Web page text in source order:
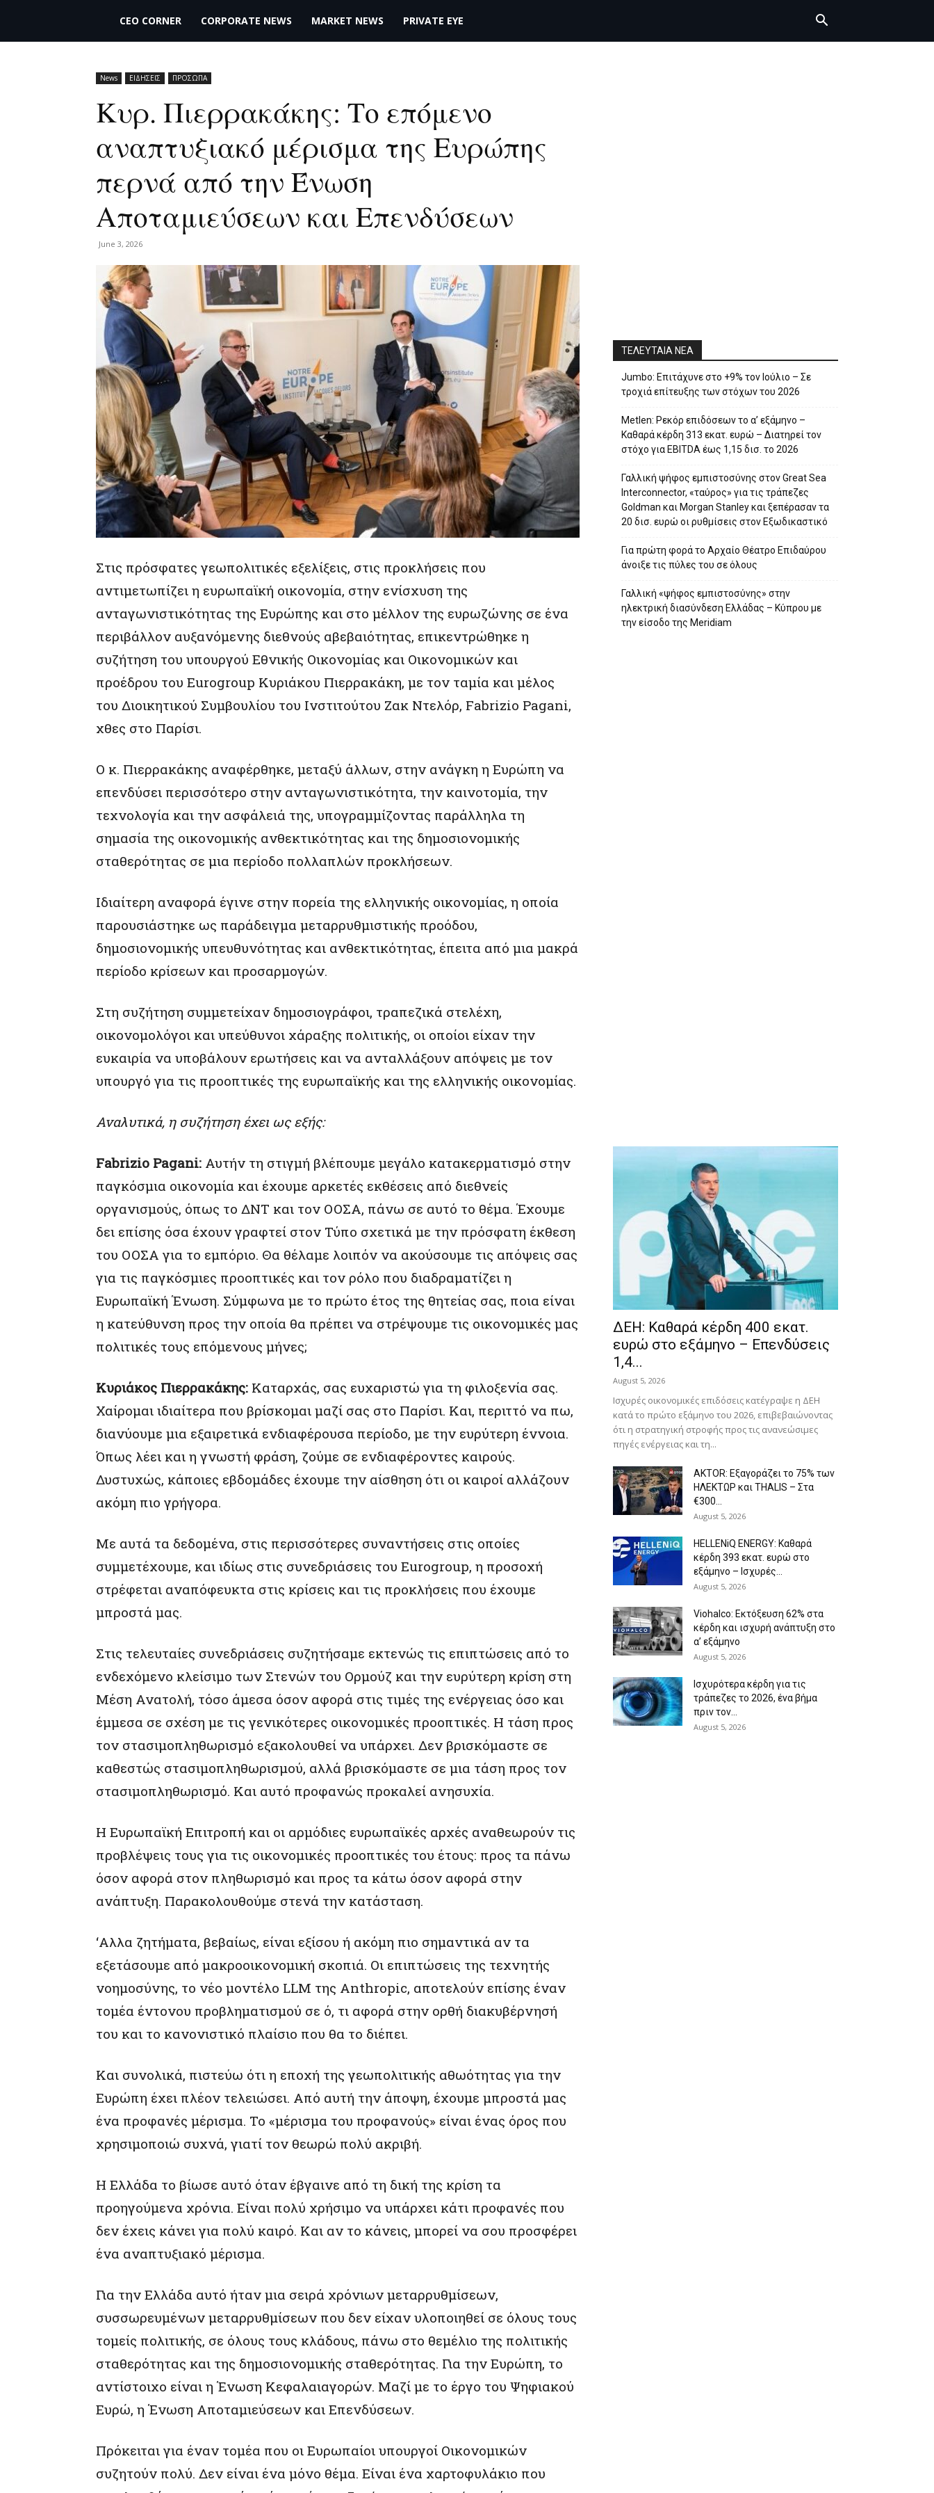
THECEO.gr
CEO CORNER CORPORATE NEWS MARKET NEWS PRIVATE EYE
News ΕΙΔΗΣΕΙΣ ΠΡΟΣΩΠΑ
Κυρ. Πιερρακάκης: Το επόμενο
αναπτυξιακό μέρισμα της Ευρώπης
περνά από την Ένωση
Αποταμιεύσεων και Επενδύσεων
June 3, 2026
Στις πρόσφατες γεωπολιτικές εξελίξεις, στις προκλήσεις που
αντιμετωπίζει η ευρωπαϊκή οικονομία, στην ενίσχυση της
ανταγωνιστικότητας της Ευρώπης και στο μέλλον της ευρωζώνης σε ένα
περιβάλλον αυξανόμενης διεθνούς αβεβαιότητας, επικεντρώθηκε η
συζήτηση του υπουργού Εθνικής Οικονομίας και Οικονομικών και
προέδρου του Eurogroup Κυριάκου Πιερρακάκη, με τον ταμία και μέλος
του Διοικητικού Συμβουλίου του Ινστιτούτου Ζακ Ντελόρ, Fabrizio Pagani,
χθες στο Παρίσι.
Ο κ. Πιερρακάκης αναφέρθηκε, μεταξύ άλλων, στην ανάγκη η Ευρώπη να
επενδύσει περισσότερο στην ανταγωνιστικότητα, την καινοτομία, την
τεχνολογία και την ασφάλειά της, υπογραμμίζοντας παράλληλα τη
σημασία της οικονομικής ανθεκτικότητας και της δημοσιονομικής
σταθερότητας σε μια περίοδο πολλαπλών προκλήσεων.
Ιδιαίτερη αναφορά έγινε στην πορεία της ελληνικής οικονομίας, η οποία
παρουσιάστηκε ως παράδειγμα μεταρρυθμιστικής προόδου,
δημοσιονομικής υπευθυνότητας και ανθεκτικότητας, έπειτα από μια μακρά
περίοδο κρίσεων και προσαρμογών.
Στη συζήτηση συμμετείχαν δημοσιογράφοι, τραπεζικά στελέχη,
οικονομολόγοι και υπεύθυνοι χάραξης πολιτικής, οι οποίοι είχαν την
ευκαιρία να υποβάλουν ερωτήσεις και να ανταλλάξουν απόψεις με τον
υπουργό για τις προοπτικές της ευρωπαϊκής και της ελληνικής οικονομίας.
Αναλυτικά, η συζήτηση έχει ως εξής:
Fabrizio Pagani: Αυτήν τη στιγμή βλέπουμε μεγάλο κατακερματισμό στην
παγκόσμια οικονομία και έχουμε αρκετές εκθέσεις από διεθνείς
οργανισμούς, όπως το ΔΝΤ και τον ΟΟΣΑ, πάνω σε αυτό το θέμα. Έχουμε
δει επίσης όσα έχουν γραφτεί στον Τύπο σχετικά με την πρόσφατη έκθεση
του ΟΟΣΑ για το εμπόριο. Θα θέλαμε λοιπόν να ακούσουμε τις απόψεις σας
για τις παγκόσμιες προοπτικές και τον ρόλο που διαδραματίζει η
Ευρωπαϊκή Ένωση. Σύμφωνα με το πρώτο έτος της θητείας σας, ποια είναι
η κατεύθυνση προς την οποία θα πρέπει να στρέψουμε τις οικονομικές μας
πολιτικές τους επόμενους μήνες;
Κυριάκος Πιερρακάκης: Καταρχάς, σας ευχαριστώ για τη φιλοξενία σας.
Χαίρομαι ιδιαίτερα που βρίσκομαι μαζί σας στο Παρίσι. Και, περιττό να πω,
διανύουμε μια εξαιρετικά ενδιαφέρουσα περίοδο, με την ευρύτερη έννοια.
Όπως λέει και η γνωστή φράση, ζούμε σε ενδιαφέροντες καιρούς.
Δυστυχώς, κάποιες εβδομάδες έχουμε την αίσθηση ότι οι καιροί αλλάζουν
ακόμη πιο γρήγορα.
Με αυτά τα δεδομένα, στις περισσότερες συναντήσεις στις οποίες
συμμετέχουμε, και ιδίως στις συνεδριάσεις του Eurogroup, η προσοχή
στρέφεται αναπόφευκτα στις κρίσεις και τις προκλήσεις που έχουμε
μπροστά μας.
Στις τελευταίες συνεδριάσεις συζητήσαμε εκτενώς τις επιπτώσεις από το
ενδεχόμενο κλείσιμο των Στενών του Ορμούζ και την ευρύτερη κρίση στη
Μέση Ανατολή, τόσο άμεσα όσον αφορά στις τιμές της ενέργειας όσο και
έμμεσα σε σχέση με τις γενικότερες οικονομικές προοπτικές. Η τάση προς
τον στασιμοπληθωρισμό εξακολουθεί να υπάρχει. Δεν βρισκόμαστε σε
καθεστώς στασιμοπληθωρισμού, αλλά βρισκόμαστε σε μια τάση προς τον
στασιμοπληθωρισμό. Και αυτό προφανώς προκαλεί ανησυχία.
Η Ευρωπαϊκή Επιτροπή και οι αρμόδιες ευρωπαϊκές αρχές αναθεωρούν τις
προβλέψεις τους για τις οικονομικές προοπτικές του έτους: προς τα πάνω
όσον αφορά στον πληθωρισμό και προς τα κάτω όσον αφορά στην
ανάπτυξη. Παρακολουθούμε στενά την κατάσταση.
‘Αλλα ζητήματα, βεβαίως, είναι εξίσου ή ακόμη πιο σημαντικά αν τα
εξετάσουμε από μακροοικονομική σκοπιά. Οι επιπτώσεις της τεχνητής
νοημοσύνης, το νέο μοντέλο LLM της Anthropic, αποτελούν επίσης έναν
τομέα έντονου προβληματισμού σε ό, τι αφορά στην ορθή διακυβέρνησή
του και το κανονιστικό πλαίσιο που θα το διέπει.
Και συνολικά, πιστεύω ότι η εποχή της γεωπολιτικής αθωότητας για την
Ευρώπη έχει πλέον τελειώσει. Από αυτή την άποψη, έχουμε μπροστά μας
ένα προφανές μέρισμα. Το «μέρισμα του προφανούς» είναι ένας όρος που
χρησιμοποιώ συχνά, γιατί τον θεωρώ πολύ ακριβή.
Η Ελλάδα το βίωσε αυτό όταν έβγαινε από τη δική της κρίση τα
προηγούμενα χρόνια. Είναι πολύ χρήσιμο να υπάρχει κάτι προφανές που
δεν έχεις κάνει για πολύ καιρό. Και αν το κάνεις, μπορεί να σου προσφέρει
ένα αναπτυξιακό μέρισμα.
Για την Ελλάδα αυτό ήταν μια σειρά χρόνιων μεταρρυθμίσεων,
συσσωρευμένων μεταρρυθμίσεων που δεν είχαν υλοποιηθεί σε όλους τους
τομείς πολιτικής, σε όλους τους κλάδους, πάνω στο θεμέλιο της πολιτικής
σταθερότητας και της δημοσιονομικής σταθερότητας. Για την Ευρώπη, το
αντίστοιχο είναι η Ένωση Κεφαλαιαγορών. Μαζί με το έργο του Ψηφιακού
Ευρώ, η Ένωση Αποταμιεύσεων και Επενδύσεων.
Πρόκειται για έναν τομέα που οι Ευρωπαίοι υπουργοί Οικονομικών
συζητούν πολύ. Δεν είναι ένα μόνο θέμα. Είναι ένα χαρτοφυλάκιο που
ΤΕΛΕΥΤΑΙΑ ΝΕΑ
Jumbo: Επιτάχυνε στο +9% τον Ιούλιο – Σε
τροχιά επίτευξης των στόχων του 2026
Metlen: Ρεκόρ επιδόσεων το α’ εξάμηνο –
Kαθαρά κέρδη 313 εκατ. ευρώ – Διατηρεί τον
στόχο για EBITDA έως 1,15 δισ. το 2026
Γαλλική ψήφος εμπιστοσύνης στον Great Sea
Interconnector, «ταύρος» για τις τράπεζες
Goldman και Morgan Stanley και ξεπέρασαν τα
20 δισ. ευρώ οι ρυθμίσεις στον Εξωδικαστικό
Για πρώτη φορά το Αρχαίο Θέατρο Επιδαύρου
άνοιξε τις πύλες του σε όλους
Γαλλική «ψήφος εμπιστοσύνης» στην
ηλεκτρική διασύνδεση Ελλάδας – Κύπρου με
την είσοδο της Meridiam
ΔΕΗ: Καθαρά κέρδη 400 εκατ.
ευρώ στο εξάμηνο – Επενδύσεις
1,4...
August 5, 2026
Ισχυρές οικονομικές επιδόσεις κατέγραψε η ΔΕΗ
κατά το πρώτο εξάμηνο του 2026, επιβεβαιώνοντας
ότι η στρατηγική στροφής προς τις ανανεώσιμες
πηγές ενέργειας και τη...
AKTOR: Εξαγοράζει το 75% των
ΗΛΕΚΤΩΡ και THALIS – Στα
€300...
August 5, 2026
HELLENiQ ENERGY: Καθαρά
κέρδη 393 εκατ. ευρώ στο
εξάμηνο – Ισχυρές...
August 5, 2026
Viohalco: Εκτόξευση 62% στα
κέρδη και ισχυρή ανάπτυξη στο
α’ εξάμηνο
August 5, 2026
Ισχυρότερα κέρδη για τις
τράπεζες το 2026, ένα βήμα
πριν τον...
August 5, 2026